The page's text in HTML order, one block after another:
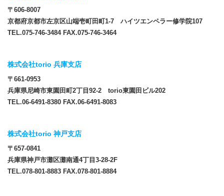
〒606-8007
京都府京都市左京区山端壱町田町1-7 ハイツエンペラー修学院107
TEL.075-746-3484 FAX.075-746-3464
株式会社torio 兵庫支店
〒661-0953
兵庫県尼崎市東園田町2丁目92-2 torio東園田ビル202
TEL.06-6491-8380 FAX.06-6491-8083
株式会社torio 神戸支店
〒657-0841
兵庫県神戸市灘区灘南通4丁目3-28-2F
TEL.078-801-8883 FAX.078-801-8884